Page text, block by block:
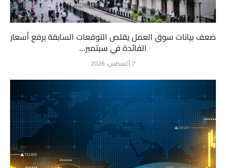
ضعف بيانات سوق العمل يقلص التوقعات السابقة برفع أسعار
الفائدة في سبتمبر...
7 أغسطس، 2026